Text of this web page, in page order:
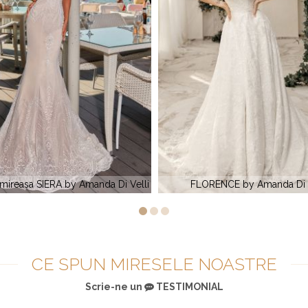
by Amanda Di Velli
Rochia de mireasa ROMINA
Divelli
CE SPUN MIRESELE NOASTRE
Scrie-ne un TESTIMONIAL